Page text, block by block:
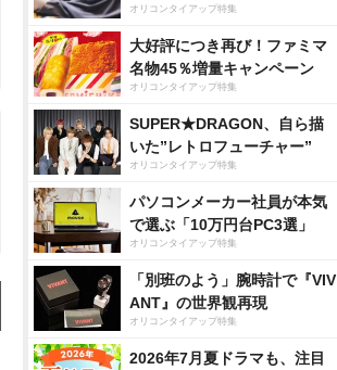
オリコンタイアップ特集
大好評につき再び！ファミマ
名物45％増量キャンペーン
オリコンタイアップ特集
SUPER★DRAGON、自ら描
いた”レトロフューチャー”
オリコンタイアップ特集
パソコンメーカー社員が本気
で選ぶ「10万円台PC3選」
オリコンタイアップ特集
「別班のよう」腕時計で『VIV
ANT』の世界観再現
オリコンタイアップ特集
2026年7月夏ドラマも、注目